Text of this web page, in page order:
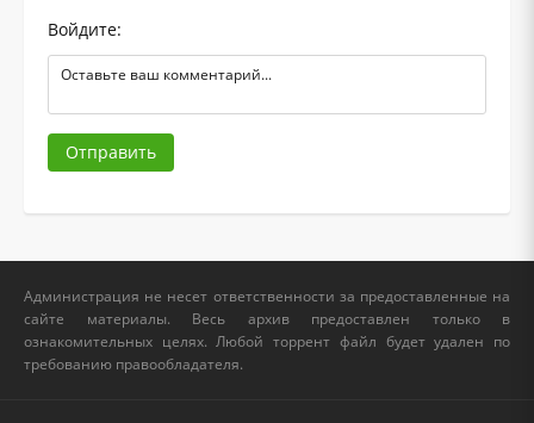
Войдите:
Отправить
Администрация не несет ответственности за предоставленные на
сайте материалы. Весь архив предоставлен только в
ознакомительных целях. Любой торрент файл будет удален по
требованию правообладателя.